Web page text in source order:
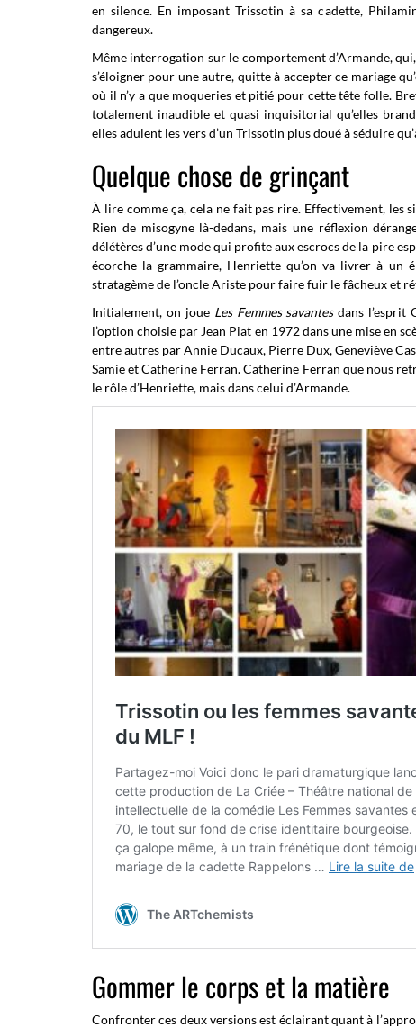
en silence. En imposant Trissotin à sa cadette,
dangereux.
Même interrogation sur le comportement d’Armande,
s’éloigner pour une autre, quitte à accepter ce mariage
où il n’y a que moqueries et pitié pour cette tête folle.
totalement inaudible et quasi inquisitorial qu’elles
elles adulent les vers d’un Trissotin plus doué à séduire
Quelque chose de grinçant
À lire comme ça, cela ne fait pas rire. Effectivement, les
Rien de misogyne là-dedans, mais une réflexion
délétères d’une mode qui profite aux escrocs de la pire
écorche la grammaire, Henriette qu’on va livrer à un
stratagème de l’oncle Ariste pour faire fuir le fâcheux et
Initialement, on joue Les Femmes savantesdans l’esprit
l’option choisie par Jean Piat en 1972 dans une mise en
entre autres par Annie Ducaux, Pierre Dux, Geneviève
Samie et Catherine Ferran. Catherine Ferran que nous
le rôle d’Henriette, mais dans celui d’Armande.
Gommer le corps et la matière
Confronter ces deux versions est éclairant quant à